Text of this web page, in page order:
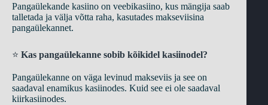
Pangaülekande kasiino on veebikasiino, kus mängija saab
talletada ja välja võtta raha, kasutades makseviisina
pangaülekannet.
⭐ Kas pangaülekanne sobib kõikidel kasiinodel?
Pangaülekanne on väga levinud makseviis ja see on
saadaval enamikus kasiinodes. Kuid see ei ole saadaval
kiirkasiinodes.